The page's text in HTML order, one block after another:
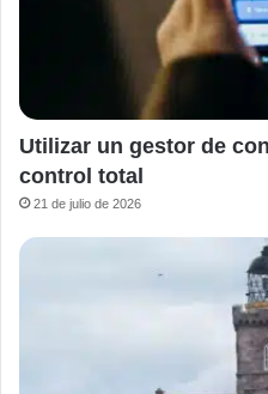
Utilizar un gestor de
control total
21 de julio de 2026